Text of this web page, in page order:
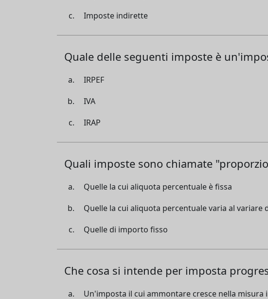
Imposte indirette
Quale delle seguenti imposte è
IRPEF
IVA
IRAP
Quali imposte sono chiamate
Quelle la cui aliquota percentuale è fissa
Quelle la cui aliquota percentuale varia al variare
Quelle di importo fisso
Che cosa si intende per imposta
Un'imposta il cui ammontare cresce nella misura